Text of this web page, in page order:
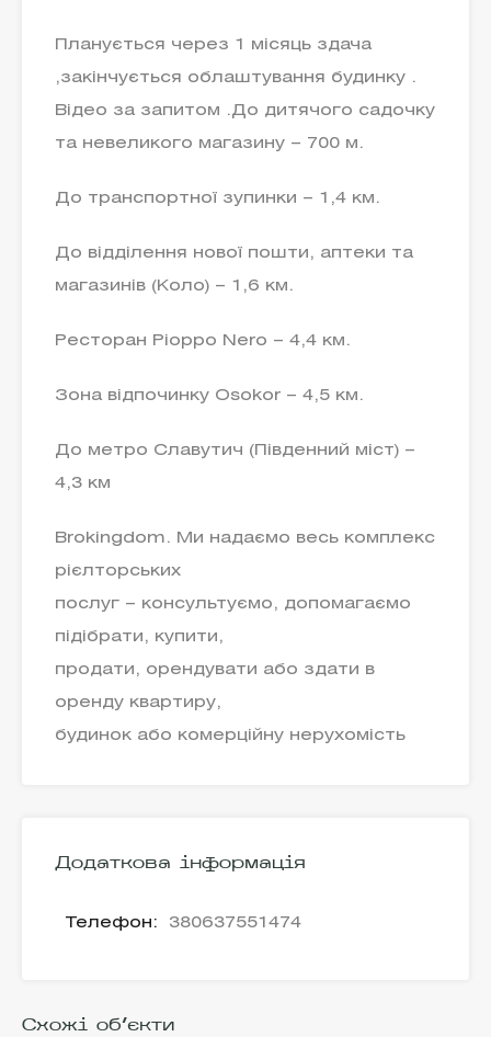
Планується через 1 місяць здача
,закінчується облаштування будинку .
Відео за запитом .До дитячого садочку
та невеликого магазину – 700 м.
До транспортної зупинки – 1,4 км.
До відділення нової пошти, аптеки та
магазинів (Коло) – 1,6 км.
Ресторан Pioppo Nero – 4,4 км.
Зона відпочинку Osokor – 4,5 км.
До метро Славутич (Південний міст) –
4,3 км
Brokingdom. Ми надаємо весь комплекс
рієлторських
послуг – консультуємо, допомагаємо
підібрати, купити,
продати, орендувати або здати в
оренду квартиру,
будинок або комерційну нерухомість
Додаткова інформація
Телефон: 380637551474
Схожі об'єкти